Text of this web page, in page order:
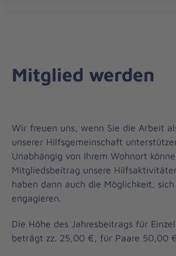
Mitglied werden
Wir freuen uns, wenn Sie die Arbeit
unserer Hilfsgemeinschaft
Unabhängig von Ihrem Wohnort
Mitgliedsbeitrag unsere
haben dann auch die Möglichkeit,
engagieren.
Die Höhe des Jahresbeitrags für
beträgt zz. 25,00 €, für Paare 50,00